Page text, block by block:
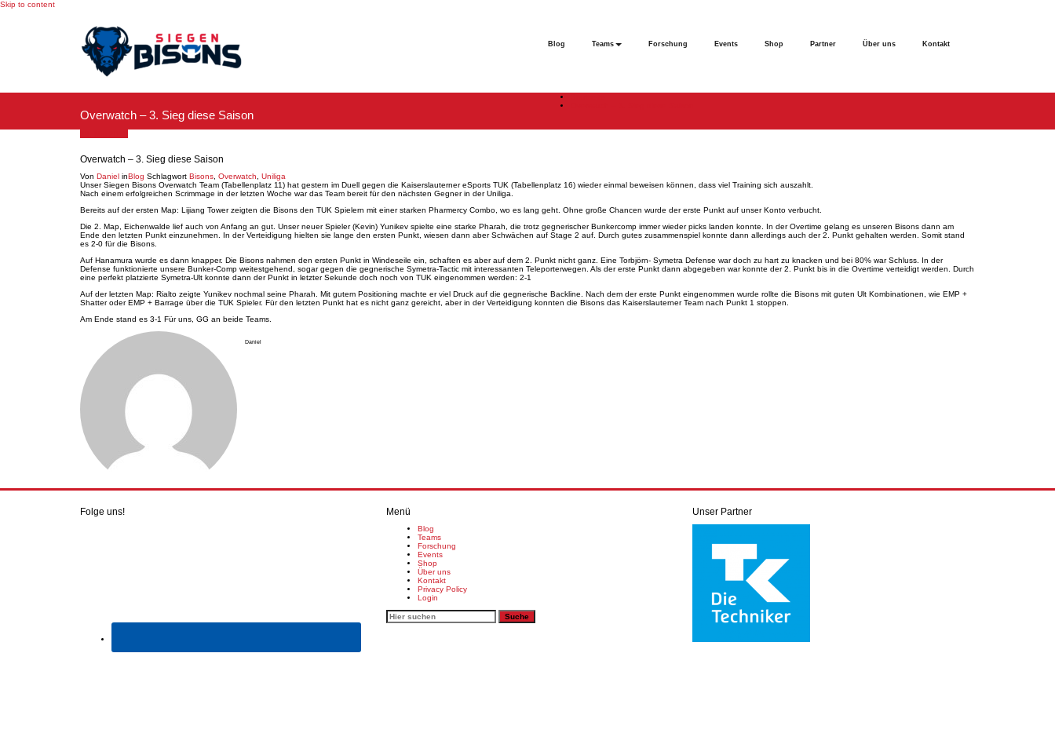
Skip to content
Blog Teams Forschung Events Shop Partner Über uns Kontakt
Overwatch – 3. Sieg diese Saison
Overwatch – 3. Sieg diese Saison
Von Daniel inBlog Schlagwort Bisons Overwatch
Uniliga
Unser Siegen Bisons Overwatch Team (Tabellenplatz 11) hat gestern im Duell gegen die Kaiserslauterner eSports TUK (Tabellenplatz 16) wieder einmal beweisen können, dass viel Training sich auszahlt.
Nach einem erfolgreichen Scrimmage in der letzten Woche war das Team bereit für den nächsten Gegner in der Uniliga.
Bereits auf der ersten Map: Lijiang Tower zeigten die Bisons den TUK Spielern mit einer starken Pharmercy Combo, wo es lang geht. Ohne große Chancen wurde der erste Punkt auf unser Konto verbucht.
Die 2. Map, Eichenwalde lief auch von Anfang an gut. Unser neuer Spieler (Kevin) Yunikev spielte eine starke Pharah, die trotz gegnerischer Bunkercomp immer wieder picks landen konnte. In der Overtime gelang es unseren Bisons dann am
Ende den letzten Punkt einzunehmen. In der Verteidigung hielten sie lange den ersten Punkt, wiesen dann aber Schwächen auf Stage 2 auf. Durch gutes zusammenspiel konnte dann allerdings auch der 2. Punkt gehalten werden. Somit stand
es 2-0 für die Bisons.
Auf Hanamura wurde es dann knapper. Die Bisons nahmen den ersten Punkt in Windeseile ein, schaften es aber auf dem 2. Punkt nicht ganz. Eine Torbjörn- Symetra Defense war doch zu hart zu knacken und bei 80% war Schluss. In der
Defense funktionierte unsere Bunker-Comp weitestgehend, sogar gegen die gegnerische Symetra-Tactic mit interessanten Teleporterwegen. Als der erste Punkt dann abgegeben war konnte der 2. Punkt bis in die Overtime verteidigt werden. Durch
eine perfekt platzierte Symetra-Ult konnte dann der Punkt in letzter Sekunde doch noch von TUK eingenommen werden: 2-1
Auf der letzten Map: Rialto zeigte Yunikev nochmal seine Pharah. Mit gutem Positioning machte er viel Druck auf die gegnerische Backline. Nach dem der erste Punkt eingenommen wurde rollte die Bisons mit guten Ult Kombinationen, wie EMP +
Shatter oder EMP + Barrage über die TUK Spieler. Für den letzten Punkt hat es nicht ganz gereicht, aber in der Verteidigung konnten die Bisons das Kaiserslauterner Team nach Punkt 1 stoppen.
Am Ende stand es 3-1 Für uns, GG an beide Teams.
Daniel
Folge uns! Menü
Blog
Teams
Forschung
Events
Shop
Über uns
Kontakt
Privacy Policy
Login
Unser Partner